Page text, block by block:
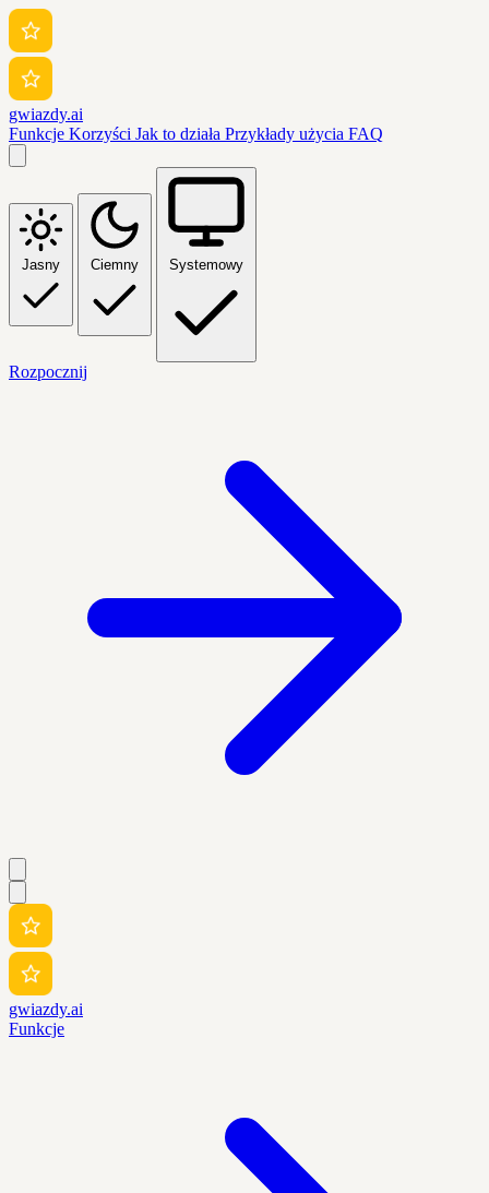
gwiazdy.ai
Funkcje Korzyści Jak to działa Przykłady użycia FAQ
Jasny Ciemny Systemowy
Rozpocznij
gwiazdy.ai
Funkcje